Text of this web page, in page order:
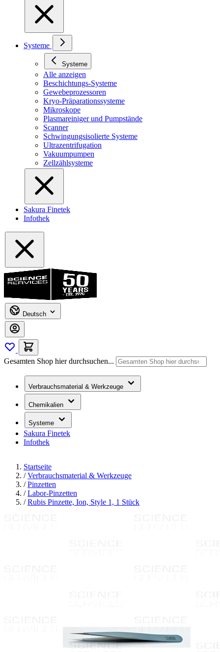
Systeme
Systeme
Alle anzeigen
Beschichtungs-Systeme
Gewebeprozessoren
Kryo-Präparationssysteme
Mikroskope
Plasmareiniger und Pumpstände
Scanner
Schwingungsisolierte Systeme
Ultrazentrifugation
Vakuumpumpen
Zellzählsysteme
Sakura Finetek
Infothek
Deutsch
Gesamten Shop hier durchsuchen...
Verbrauchsmaterial & Werkzeuge
Chemikalien
Systeme
Sakura Finetek
Infothek
Startseite
/ Verbrauchsmaterial & Werkzeuge
/ Pinzetten
/ Labor-Pinzetten
/ Rubis Pinzette, Ion, Style 1, 1 Stück